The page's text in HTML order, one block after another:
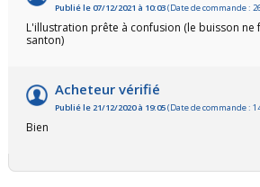
Publié le 07/12/2021 à 10:03(Date de commande :
L'illustration prête à confusion (le buisson ne
santon)
Acheteur vérifié
Publié le 21/12/2020 à 19:05(Date de commande :
Bien